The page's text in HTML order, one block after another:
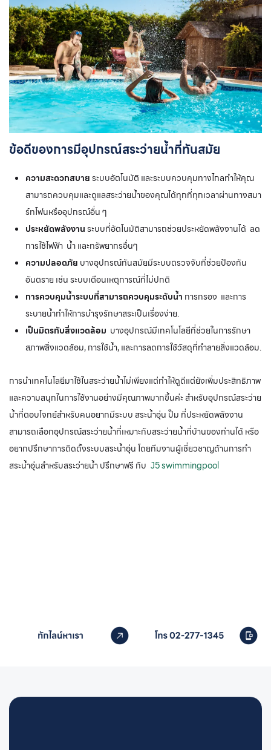
ข้อดีของการมีอุปกรณ์สระว่ายน้ำที่ทันสมัย
ความสะดวกสบายระบบอัตโนมัติ และระบบควบคุมทางไกลทำให้คุณ
สามารถควบคุมและดูแลสระว่ายน้ำของคุณได้ทุกที่ทุกเวลาผ่านทางสมา
ร์ทโฟนหรืออุปกรณ์อื่น ๆ
ประหยัดพลังงานระบบที่อัตโนมัติสามารถช่วยประหยัดพลังงานได้ ลด
การใช้ไฟฟ้า น้ำ และทรัพยากรอื่นๆ
ความปลอดภัย บางอุปกรณ์ทันสมัยมีระบบตรวจจับที่ช่วยป้องกัน
อันตราย เช่น ระบบเตือนเหตุการณ์ที่ไม่ปกติ
การควบคุมน้ำระบบที่สามารถควบคุมระดับน้ำ การกรอง และการ
ระบายน้ำทำให้การบำรุงรักษาสระเป็นเรื่องง่าย.
เป็นมิตรกับสิ่งแวดล้อม บางอุปกรณ์มีเทคโนโลยีที่ช่วยในการรักษา
สภาพสิ่งแวดล้อม, การใช้น้ำ, และการลดการใช้วัสดุที่ทำลายสิ่งแวดล้อม.
การนำเทคโนโลยีมาใช้ในสระว่ายน้ำไม่เพียงแต่ทำให้ดูดีแต่ยังเพิ่มประสิทธิภาพ
และความสนุกในการใช้งานอย่างมีคุณภาพมากขึ้นค่ะ สำหรับอุปกรณ์สระว่าย
น้ำที่ตอบโจทย์สำหรับคนอยากมีระบบ สระน้ำอุ่น ปั๊ม ที่ประหยัดพลังงาน
สามารถเลือกอุปกรณ์สระว่ายน้ำที่เหมาะกับสระว่ายน้ำที่บ้านของท่านได้ หรือ
อยากปรึกษาการติดตั้งระบบสระน้ำอุ่น โดยทีมงานผู้เชี่ยวชาญด้านการทำ
สระน้ำอุ่นสำหรับสระว่ายน้ำ ปรึกษาฟรี กับ J5 swimmingpool